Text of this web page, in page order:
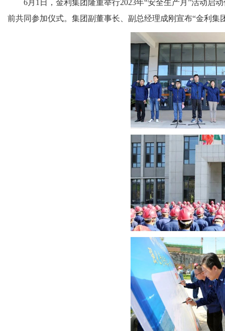
6月1日，金利集团隆重举行2023年“安全生产月”活动启
前共同参加仪式。集团副董事长、副总经理成刚宣布“金利集